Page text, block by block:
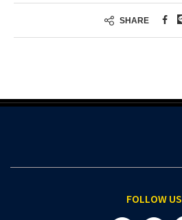
SHARE
FOLLOW US